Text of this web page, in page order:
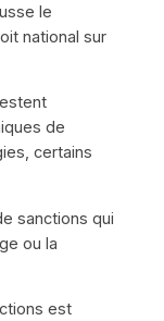
le
national sur
de
certains
sanctions qui
ou la
est